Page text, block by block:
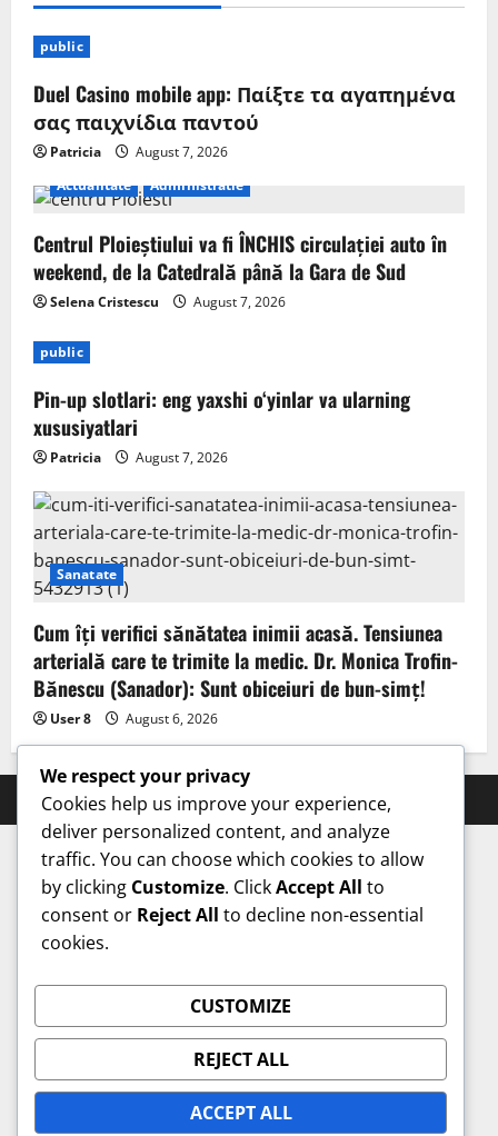
public
Duel Casino mobile app: Παίξτε τα αγαπημένα
σας παιχνίδια παντού
Patricia
August 7, 2026
Actualitate
Administratie
Centrul Ploieștiului va fi ÎNCHIS circulației auto în
weekend, de la Catedrală până la Gara de Sud
Selena Cristescu August 7, 2026
public
Pin-up slotlari: eng yaxshi o‘yinlar va ularning
xususiyatlari
Patricia August 7, 2026
Sanatate
Cum îți verifici sănătatea inimii acasă. Tensiunea
arterială care te trimite la medic. Dr. Monica Trofin-
Bănescu (Sanador): Sunt obiceiuri de bun-simț!
User 8 August 6, 2026
Prahova Express © All rights reserved.
We respect your privacy
Cookies help us improve your experience,
deliver personalized content, and analyze
traffic. You can choose which cookies to allow
by clicking Customize. ClickAccept All to
consent or Reject All to decline non-essential
cookies.
CUSTOMIZE
REJECT ALL
ACCEPT ALL